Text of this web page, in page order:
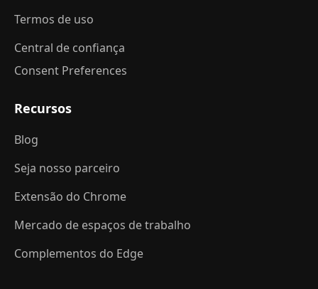
Termos de uso
Central de confiança
Consent Preferences
Recursos
Blog
Seja nosso parceiro
Extensão do Chrome
Mercado de espaços de trabalho
Complementos do Edge